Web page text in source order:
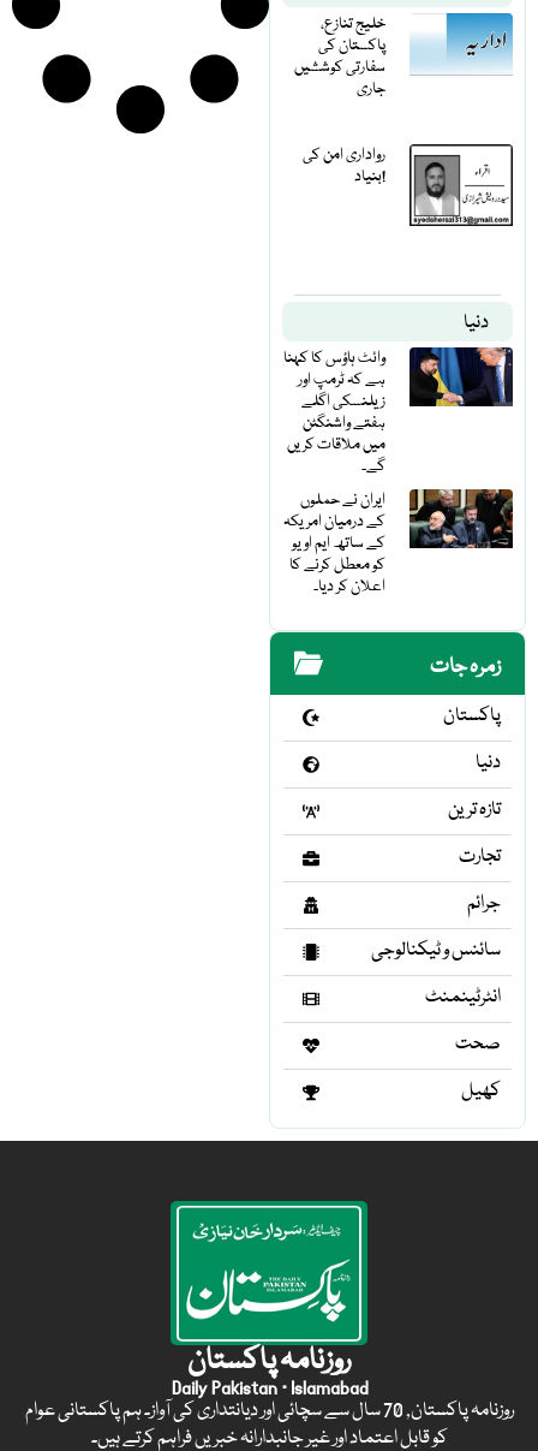
خلیج تنازع،
پاکستان کی
سفارتی کوششیں
جاری
رواداری امن کی
بنیاد!
دنیا
وائٹ ہاؤس کا کہنا
ہے کہ ٹرمپ اور
زیلنسکی اگلے
ہفتے واشنگٹن
میں ملاقات کریں
گے۔
ایران نے حملوں
کے درمیان امریکہ
کے ساتھ ایم او یو
کو معطل کرنے کا
اعلان کر دیا۔
زمرہ جات
پاکستان
دنیا
تازہ ترین
تجارت
جرائم
سائنس و ٹیکنالوجی
انٹرٹینمنٹ
صحت
کھیل
روزنامہ پاکستان
Daily Pakistan · Islamabad
روزنامہ پاکستان, 70 سال سے سچائی اور دیانتداری کی آواز۔ ہم پاکستانی عوام
کو قابل اعتماد اور غیر جانبدارانہ خبریں فراہم کرتے ہیں۔